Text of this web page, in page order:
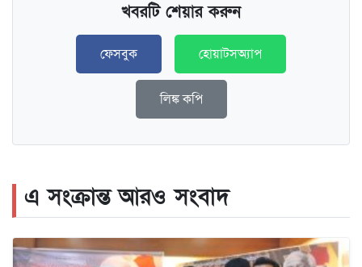
খবরটি শেয়ার করুন
ফেসবুক হোয়াটসঅ্যাপ
লিঙ্ক কপি
এ সংক্রান্ত আরও সংবাদ